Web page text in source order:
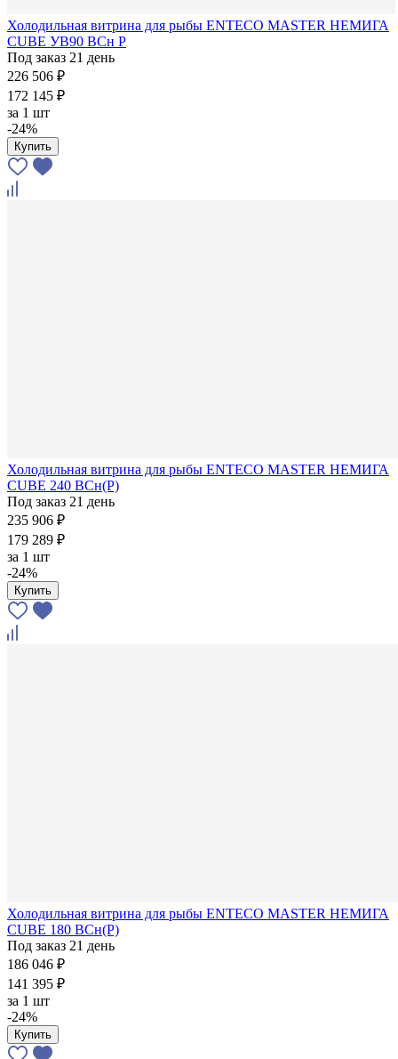
Холодильная витрина для рыбы ENTECO MASTER НЕМИГА
CUBE УВ90 ВСн Р
Под заказ 21 день
226 506 ₽
172 145 ₽
за 1 шт
-24%
Купить
Холодильная витрина для рыбы ENTECO MASTER НЕМИГА
CUBE 240 ВСн(Р)
Под заказ 21 день
235 906 ₽
179 289 ₽
за 1 шт
-24%
Купить
Холодильная витрина для рыбы ENTECO MASTER НЕМИГА
CUBE 180 ВСн(Р)
Под заказ 21 день
186 046 ₽
141 395 ₽
за 1 шт
-24%
Купить